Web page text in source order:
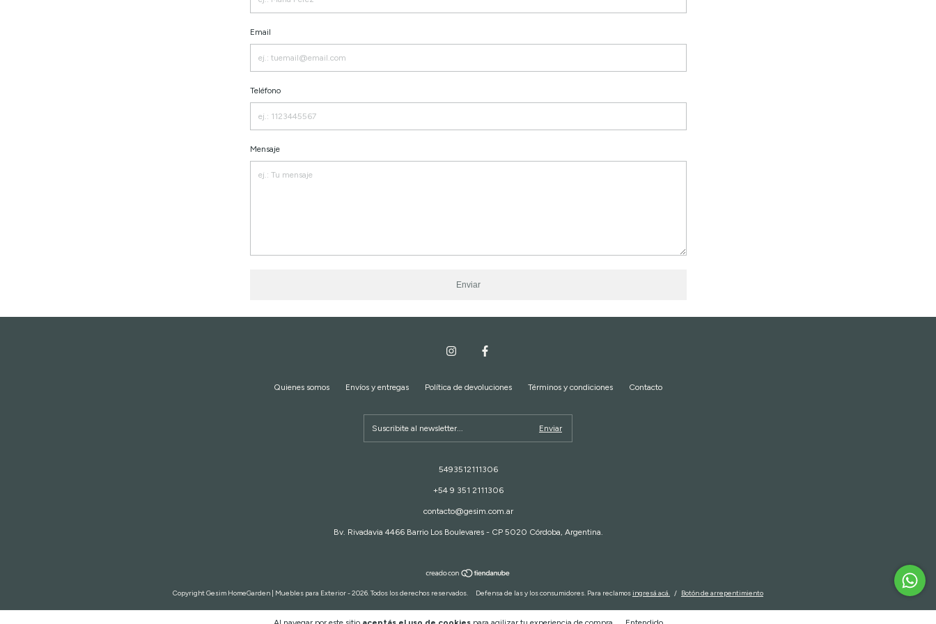
Email
Teléfono
Mensaje
Enviar
Quienes somos Envíos y entregas Política de devoluciones Términos y condiciones Contacto
5493512111306
+54 9 351 2111306
contacto@gesim.com.ar
Bv. Rivadavia 4466 Barrio Los Boulevares - CP 5020 Córdoba, Argentina.
Copyright Gesim HomeGarden | Muebles para Exterior - 2026. Todos los derechos reservados. Defensa de las y los consumidores. Para reclamosingresá acá. / Botón de arrepentimiento